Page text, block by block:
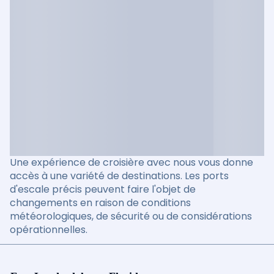
Une expérience de croisière avec nous vous donne
accès à une variété de destinations. Les ports
d'escale précis peuvent faire l'objet de
changements en raison de conditions
météorologiques, de sécurité ou de considérations
opérationnelles.